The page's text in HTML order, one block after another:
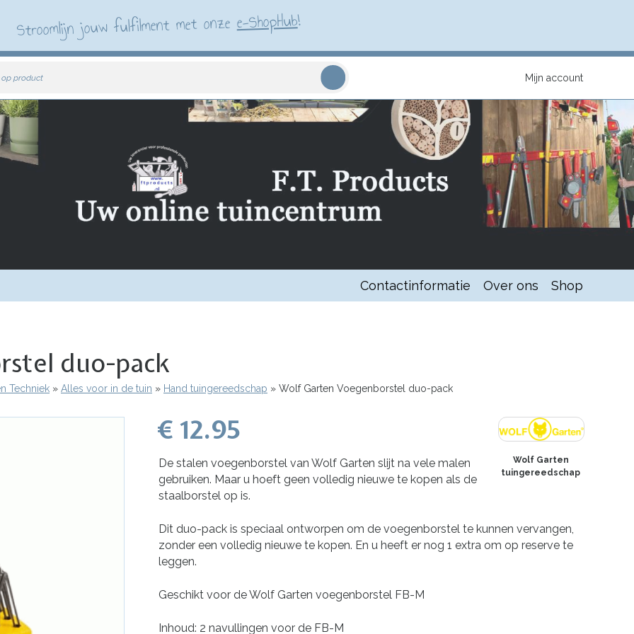
Stroomlijn jouw fulfilment met onzee-ShopHub!
op product Mijn account
Contactinformatie Over ons Shop
duo-pack
Techniek Alles voor in de tuin Hand tuingereedschap Wolf Garten Voegenborstel duo-pack
Wolf Garten
tuingereedschap
€ 12.95
De stalen voegenborstel van Wolf Garten slijt na vele malen
gebruiken. Maar u hoeft geen volledig nieuwe te kopen als de
staalborstel op is.
Dit duo-pack is speciaal ontworpen om de voegenborstel te kunnen vervangen,
zonder een volledig nieuwe te kopen. En u heeft er nog 1 extra om op reserve te
leggen.
Geschikt voor de Wolf Garten voegenborstel FB-M
Inhoud: 2 navullingen voor de FB-M